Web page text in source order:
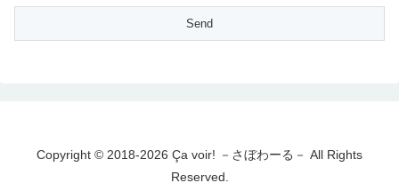
Copyright © 2018-2026 Ça voir! －さぼわーる－ All Rights
Reserved.